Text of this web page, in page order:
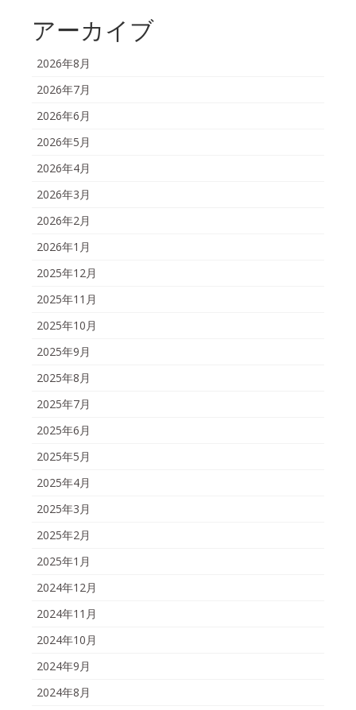
アーカイブ
2026年8月
2026年7月
2026年6月
2026年5月
2026年4月
2026年3月
2026年2月
2026年1月
2025年12月
2025年11月
2025年10月
2025年9月
2025年8月
2025年7月
2025年6月
2025年5月
2025年4月
2025年3月
2025年2月
2025年1月
2024年12月
2024年11月
2024年10月
2024年9月
2024年8月